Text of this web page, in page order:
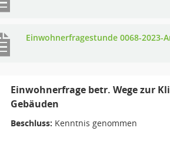
Einwohnerfragestunde 0068-2023-
Einwohnerfrage betr. Wege zur
Gebäuden
Beschluss: Kenntnis genommen